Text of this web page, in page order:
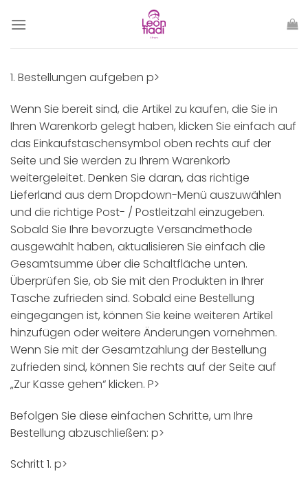
Inhalt
1. Bestellungen aufgeben p>
Wenn Sie bereit sind, die Artikel zu kaufen, die Sie in
Ihren Warenkorb gelegt haben, klicken Sie einfach auf
das Einkaufstaschensymbol oben rechts auf der
Seite und Sie werden zu Ihrem Warenkorb
weitergeleitet. Denken Sie daran, das richtige
Lieferland aus dem Dropdown-Menü auszuwählen
und die richtige Post- / Postleitzahl einzugeben.
Sobald Sie Ihre bevorzugte Versandmethode
ausgewählt haben, aktualisieren Sie einfach die
Gesamtsumme über die Schaltfläche unten.
Überprüfen Sie, ob Sie mit den Produkten in Ihrer
Tasche zufrieden sind. Sobald eine Bestellung
eingegangen ist, können Sie keine weiteren Artikel
hinzufügen oder weitere Änderungen vornehmen.
Wenn Sie mit der Gesamtzahlung der Bestellung
zufrieden sind, können Sie rechts auf der Seite auf
„Zur Kasse gehen“ klicken. P>
Befolgen Sie diese einfachen Schritte, um Ihre
Bestellung abzuschließen: p>
Schritt 1. p>